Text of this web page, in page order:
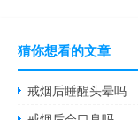
猜你想看的文章
戒烟后睡醒头晕吗